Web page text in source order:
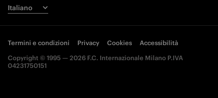
Termini e condizioni Privacy Cookies
Accessibilità
Copyright © 1995 — 2026 F.C. Internazionale Milano P.IVA
04231750151